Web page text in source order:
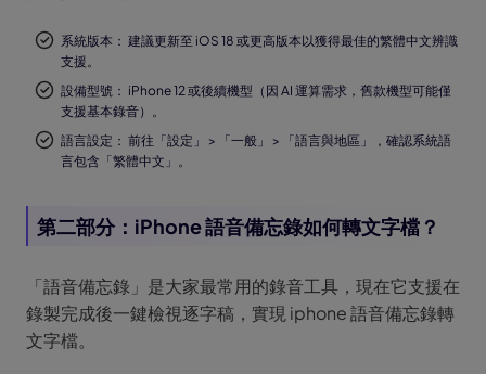
系統版本： 建議更新至 iOS 18 或更高版本以獲得最佳的繁體中文辨識
支援。
設備型號： iPhone 12 或後續機型（因 AI 運算需求，舊款機型可能僅
支援基本錄音）。
語言設定： 前往「設定」 > 「一般」 > 「語言與地區」，確認系統語
言包含「繁體中文」。
第二部分：iPhone 語音備忘錄如何轉文字檔？
「語音備忘錄」是大家最常用的錄音工具，現在它支援在
錄製完成後一鍵檢視逐字稿，實現 iphone 語音備忘錄轉
文字檔。